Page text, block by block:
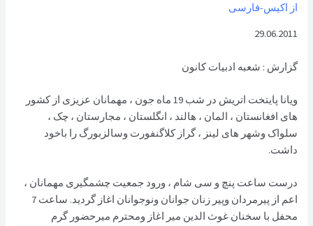
از اکیس-فارسی
29.06.2011
گزارش : شعبه ادبیات کانون
ویانا پایتخت اتریش در شب 19 ماه جون ، مهمانان عزیزی از کشور
های افغانستان ، المان ، هالند ، انگلستان ، مجارستان ، چک ،
سلواک وشهر های لینز ، گراز کلاگنفورت وسالزبورگ را باخود
داشت.
درست ساعت پنچ و سی شام ، ورود جمعیت چشمگیری مهمانان ،
اعم از پیرمردان وپیر زنان جوانان ونوجوانان اغاز گردید. ساعت 7
محفل با سخنان غوث الدین میر اغاز ومحترم میرحضور گرم